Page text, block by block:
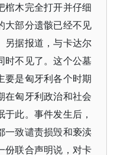
棺木完全打开并仔细
大部分遗骸已经不见
另据报道，与卡达尔
时不见了。这个公墓
要是匈牙利各个时期
在匈牙利政治和社会
此。事件发生后，
一致谴责损毁和亵渎
份联合声明说，对卡